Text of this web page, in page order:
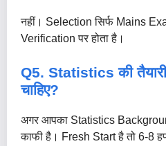
नहीं। Selection सिर्फ Mains
Verification पर होता है।
Q5. Statistics की
चाहिए?
अगर आपका Statistics
काफी है। Fresh Start है तो 6-8